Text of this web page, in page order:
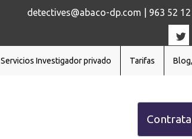
detectives@abaco-dp.com | 963 52
Servicios Investigador privado Tarifas